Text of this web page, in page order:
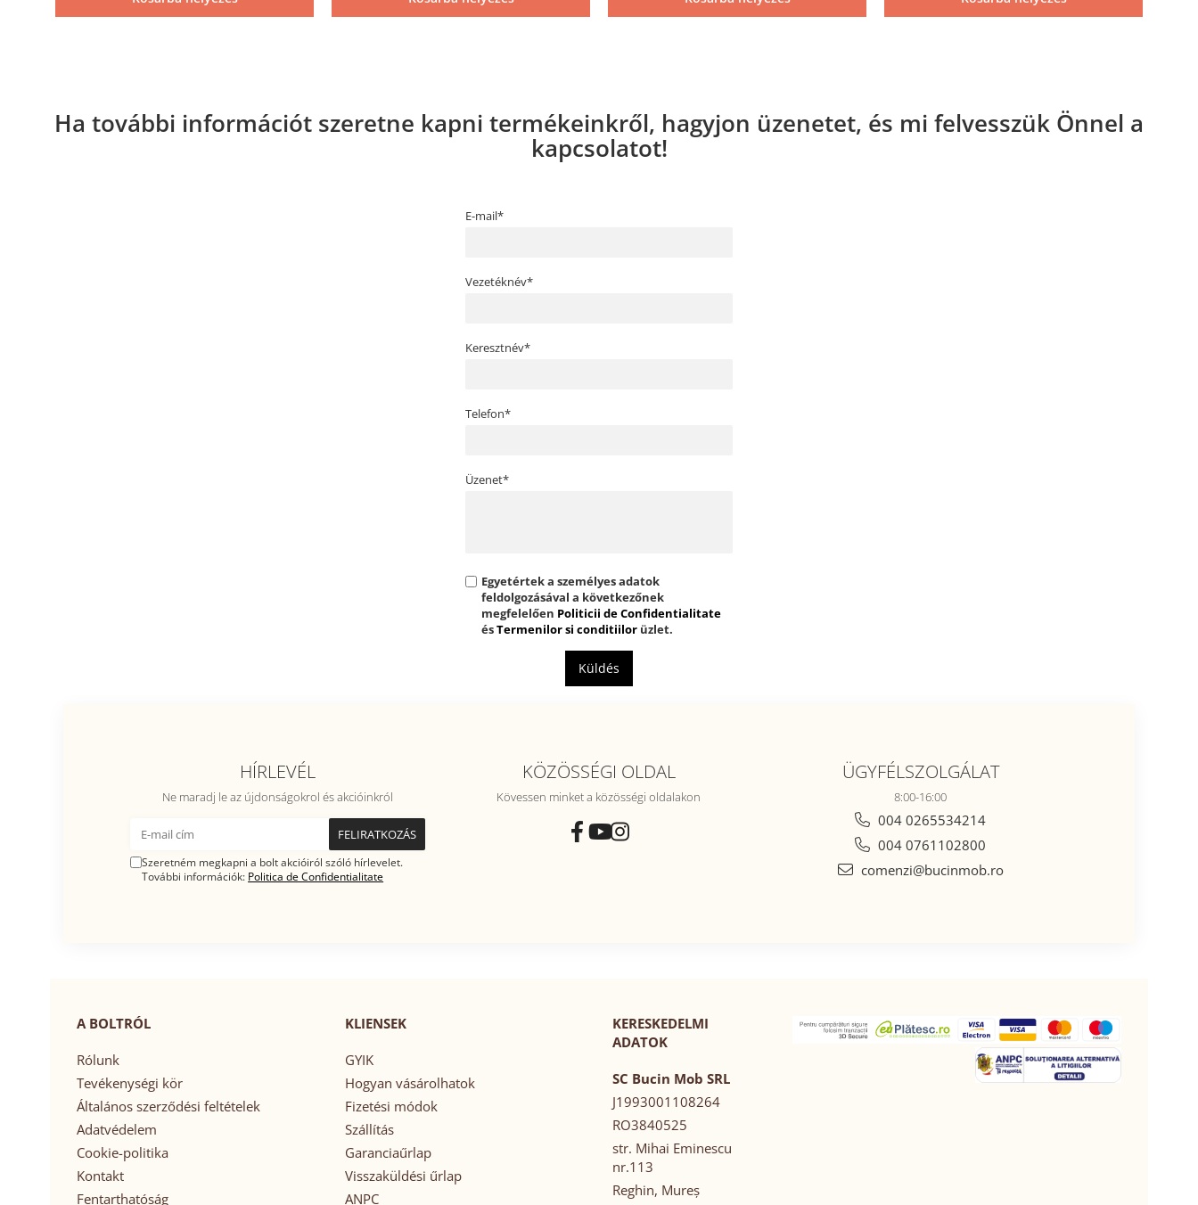
Ha további információt szeretne kapni termékeinkről, hagyjon üzenetet, és mi felvesszük Önnel a
kapcsolatot!
E-mail*
Vezetéknév*
Keresztnév*
Telefon*
Üzenet*
Egyetértek a személyes adatok
feldolgozásával a következőnek
megfelelően Politicii de Confidentialitate
ésTermenilor si conditiilor üzlet.
Küldés
HÍRLEVÉL
Ne maradj le az újdonságokrol és akcióinkról
Szeretném megkapni a bolt akcióiról szóló hírlevelet.
További információk: Politica de Confidentialitate
KÖZÖSSÉGI OLDAL
Kövessen minket a közösségi oldalakon
ÜGYFÉLSZOLGÁLAT
8:00-16:00
004 0265534214
004 0761102800
comenzi@bucinmob.ro
A BOLTRÓL
Rólunk
Tevékenységi kör
Általános szerződési feltételek
Adatvédelem
Cookie-politika
Kontakt
Fentarthatóság
KLIENSEK
GYIK
Hogyan vásárolhatok
Fizetési módok
Szállítás
Garanciaűrlap
Visszaküldési űrlap
ANPC
KERESKEDELMI
ADATOK
SC Bucin Mob SRL
J1993001108264
RO3840525
str. Mihai Eminescu
nr.113
Reghin, Mureș